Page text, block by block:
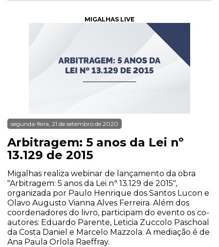
MIGALHAS LIVE
segunda-feira, 21 de setembro de 2020
Arbitragem: 5 anos da Lei nº
13.129 de 2015
Migalhas realiza webinar de lançamento da obra
"Arbitragem: 5 anos da Lei nª 13.129 de 2015",
organizada por Paulo Henrique dos Santos Lucon e
Olavo Augusto Vianna Alves Ferreira. Além dos
coordenadores do livro, participam do evento os co-
autores: Eduardo Parente, Leticia Zuccolo Paschoal
da Costa Daniel e Marcelo Mazzola. A mediação é de
Ana Paula Orlola Raeffray.